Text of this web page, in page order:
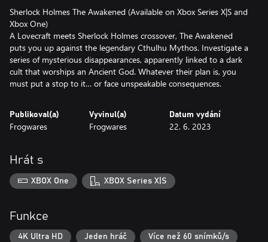
Sherlock Holmes The Awakened (Available on Xbox Series X|S and
Xbox One)
A Lovecraft meets Sherlock Holmes crossover, The Awakened
puts you up against the legendary Cthulhu Mythos. Investigate a
series of mysterious disappearances, apparently linked to a dark
cult that worships an Ancient God. Whatever their plan is, you
must put a stop to it… or face unspeakable consequences.
Publikoval(a)
Frogwares
Vyvinul(a)
Frogwares
Datum vydání
22. 6. 2023
Hrát s
XBOX One XBOX Series X|S
Funkce
4K Ultra HD Jeden hráč Více než 60 snímků/s